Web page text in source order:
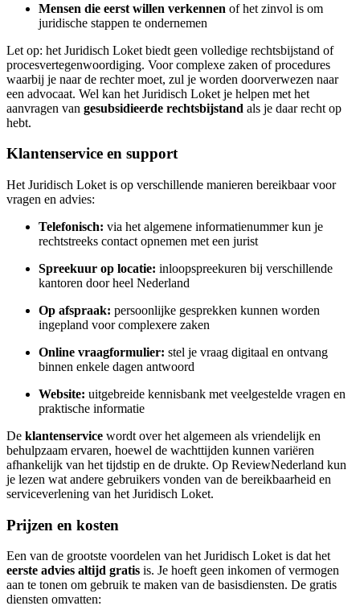
Mensen die eerst willen verkennen of het zinvol is om
juridische stappen te ondernemen
Let op: het Juridisch Loket biedt geen volledige rechtsbijstand of
procesvertegenwoordiging. Voor complexe zaken of procedures
waarbij je naar de rechter moet, zul je worden doorverwezen naar
een advocaat. Wel kan het Juridisch Loket je helpen met het
aanvragen van gesubsidieerde rechtsbijstand als je daar recht op
hebt.
Klantenservice en support
Het Juridisch Loket is op verschillende manieren bereikbaar voor
vragen en advies:
Telefonisch: via het algemene informatienummer kun je
rechtstreeks contact opnemen met een jurist
Spreekuur op locatie: inloopspreekuren bij verschillende
kantoren door heel Nederland
Op afspraak: persoonlijke gesprekken kunnen worden
ingepland voor complexere zaken
Online vraagformulier: stel je vraag digitaal en ontvang
binnen enkele dagen antwoord
Website: uitgebreide kennisbank met veelgestelde vragen en
praktische informatie
De klantenservice wordt over het algemeen als vriendelijk en
behulpzaam ervaren, hoewel de wachttijden kunnen variëren
afhankelijk van het tijdstip en de drukte. Op ReviewNederland kun
je lezen wat andere gebruikers vonden van de bereikbaarheid en
serviceverlening van het Juridisch Loket.
Prijzen en kosten
Een van de grootste voordelen van het Juridisch Loket is dat het
eerste advies altijd gratis is. Je hoeft geen inkomen of vermogen
aan te tonen om gebruik te maken van de basisdiensten. De gratis
diensten omvatten: